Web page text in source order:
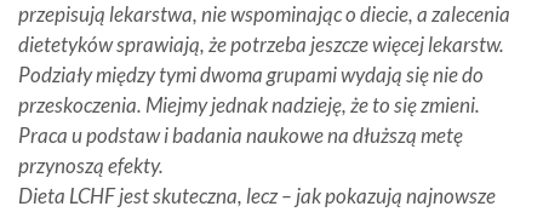
przepisują lekarstwa, nie wspominając o diecie, a zalecenia
dietetyków sprawiają, że potrzeba jeszcze więcej lekarstw.
Podziały między tymi dwoma grupami wydają się nie do
przeskoczenia. Miejmy jednak nadzieję, że to się zmieni.
Praca u podstaw i badania naukowe na dłuższą metę
przynoszą efekty.
Dieta LCHF jest skuteczna, lecz – jak pokazują najnowsze